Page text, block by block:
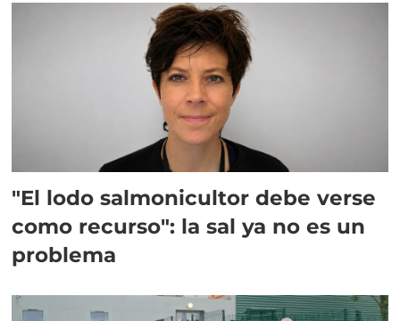
"El lodo salmonicultor debe verse
como recurso": la sal ya no es un
problema